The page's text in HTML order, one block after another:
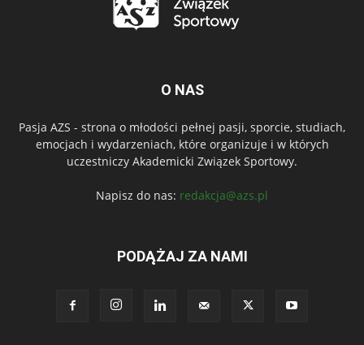
O NAS
Pasja AZS - strona o młodości pełnej pasji, sporcie, studiach,
emocjach i wydarzeniach, które organizuje i w których
uczestniczy Akademicki Związek Sportowy.
Napisz do nas: redakcja@azs.pl
PODĄŻAJ ZA NAMI